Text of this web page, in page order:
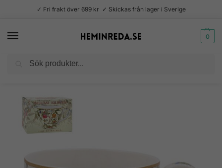
✓ Fri frakt över 699 kr ✓ Skickas från lager i Sverige
0
Kök / Muggar / William Kilburn Mayfairmugg 450 ml